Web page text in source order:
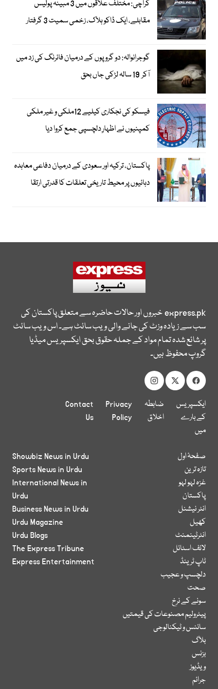
کراچی: مختلف علاقوں میں 3 مبینہ پولیس
مقابلے، ایک ڈاکو ہلاک، زخمی سمیت 3 گرفتار
گوجرانوالہ: دو گروپوں کے درمیان فائرنگ کی زد میں
آکر 19 سالہ لڑکی جاں بحق
فیسکو کی نجکاری کیلیے 12ملکی و غیر ملکی
کمپنیوں نے اظہارِ دلچسپی جمع کروا دیا
پاکستان، ترکیہ اور سعودی کے درمیان دفاعی معاہدہ
دہائیوں پر محیط تاریخی تعلقات کا قدرتی ارتقا
express.pkخبروں اور حالات حاضرہ سے متعلق پاکستان کی
سب سے زیادہ وزٹ کی جانے والی ویب سائٹ ہے۔ اس ویب سائٹ
پر شائع شدہ تمام مواد کے جملہ حقوق بحق ایکسپریس میڈیا
گروپ محفوظ ہیں۔
ایکسپریس
کے بارے
میں
ضابطہ
اخلاق
Privacy
Policy
Contact
Us
صفحۂ اول
تازہ ترین
غزہ لہو لہو
پاکستان
انٹر نیشنل
کھیل
انٹرٹینمنٹ
لائف اسٹائل
ٹاپ ٹرینڈ
دلچسپ و عجیب
صحت
سونے کے نرخ
پیٹرولیم مصنوعات کی قیمتیں
سائنس و ٹیکنالوجی
بلاگ
بزنس
ویڈیوز
جرائم
Showbiz News in Urdu
Sports News in Urdu
International News in
Urdu
Business News in Urdu
Urdu Magazine
Urdu Blogs
The Express Tribune
Express Entertainment